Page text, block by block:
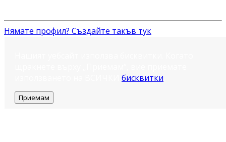
Нямате профил? Създайте такъв тук
бисквитки
Приемам